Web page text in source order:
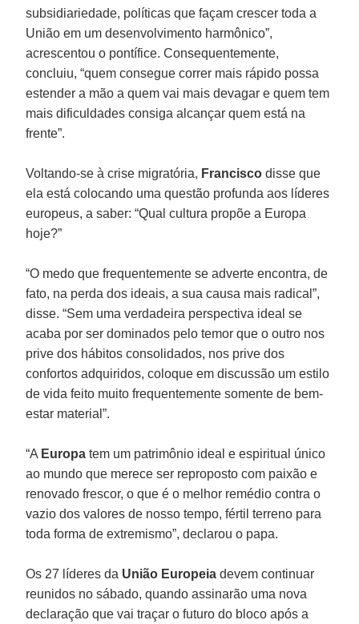
subsidiariedade, políticas que façam crescer toda a
União em um desenvolvimento harmônico”,
acrescentou o pontífice. Consequentemente,
concluiu, “quem consegue correr mais rápido possa
estender a mão a quem vai mais devagar e quem tem
mais dificuldades consiga alcançar quem está na
frente”.
Voltando-se à crise migratória, Francisco disse que
ela está colocando uma questão profunda aos líderes
europeus, a saber: “Qual cultura propõe a Europa
hoje?”
“O medo que frequentemente se adverte encontra, de
fato, na perda dos ideais, a sua causa mais radical”,
disse. “Sem uma verdadeira perspectiva ideal se
acaba por ser dominados pelo temor que o outro nos
prive dos hábitos consolidados, nos prive dos
confortos adquiridos, coloque em discussão um estilo
de vida feito muito frequentemente somente de bem-
estar material”.
“A Europa tem um patrimônio ideal e espiritual único
ao mundo que merece ser reproposto com paixão e
renovado frescor, o que é o melhor remédio contra o
vazio dos valores de nosso tempo, fértil terreno para
toda forma de extremismo”, declarou o papa.
Os 27 líderes da União Europeia devem continuar
reunidos no sábado, quando assinarão uma nova
declaração que vai traçar o futuro do bloco após a